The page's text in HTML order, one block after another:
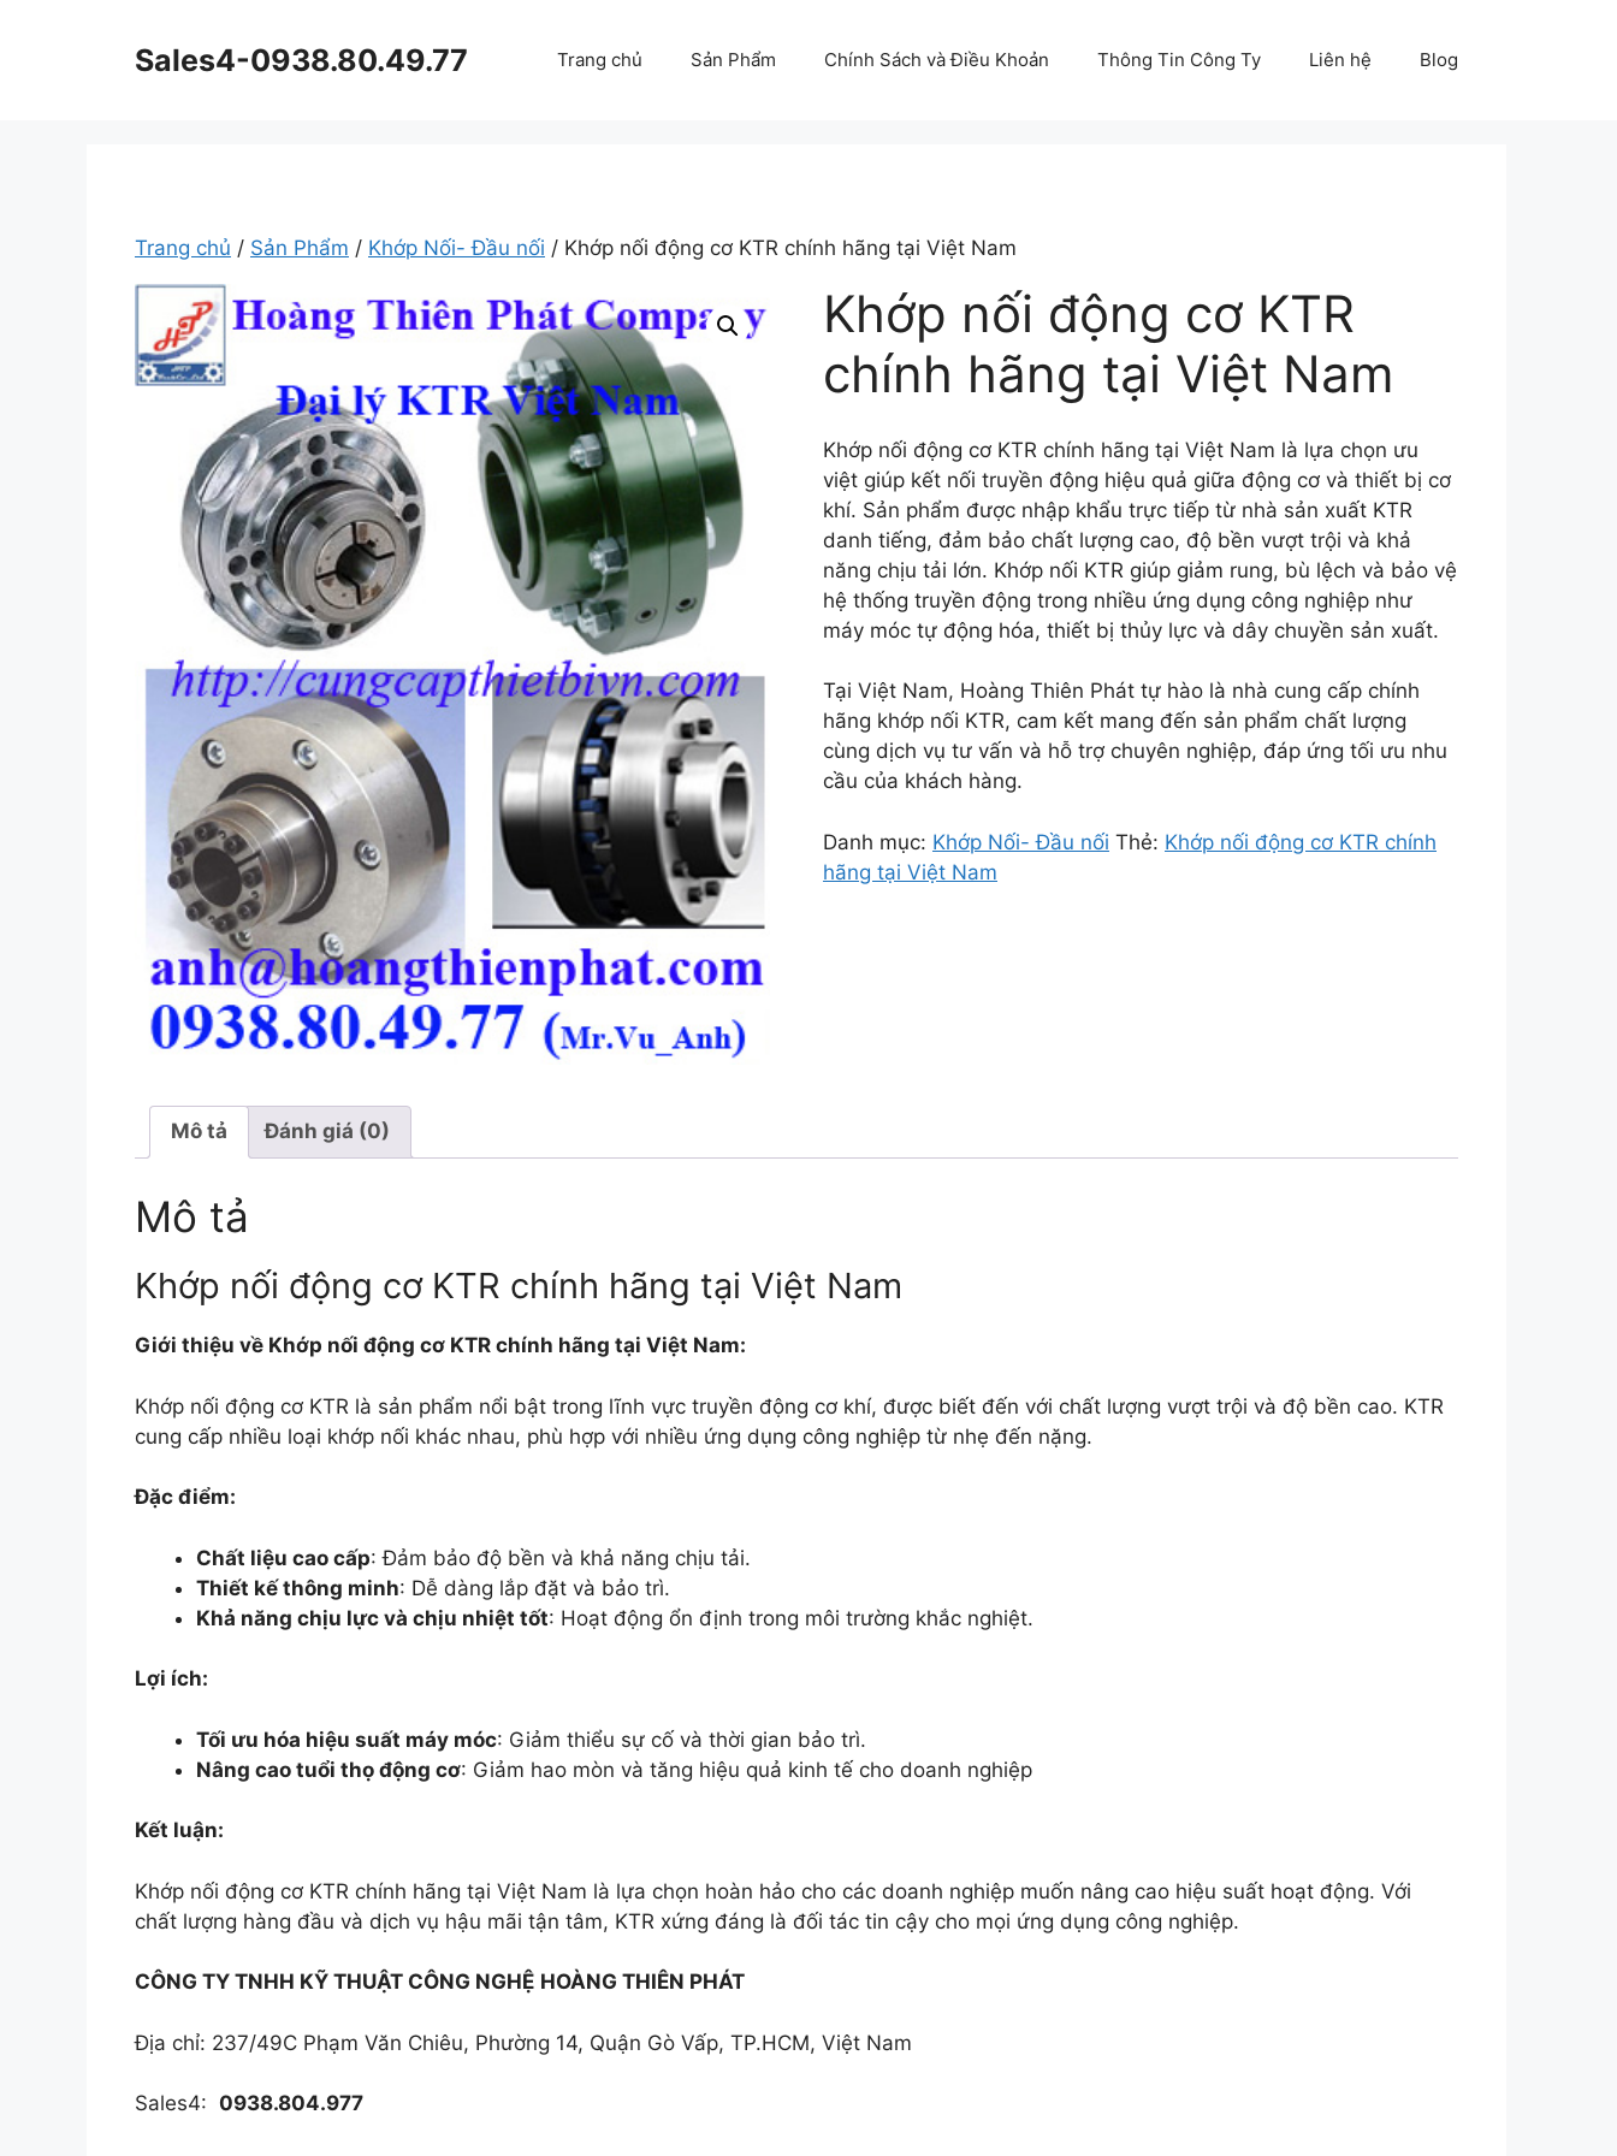
Sales4-0938.80.49.77 Trang chủ Sản Phẩm Chính Sách và Điều Khoản Thông Tin Công Ty Liên hệ Blog
Trang chủ / Sản Phẩm / Khớp Nối- Đầu nối / Khớp nối động cơ KTR chính hãng tại Việt Nam
Khớp nối động cơ KTR
chính hãng tại Việt Nam
Khớp nối động cơ KTR chính hãng tại Việt Nam là lựa chọn ưu
việt giúp kết nối truyền động hiệu quả giữa động cơ và thiết bị cơ
khí. Sản phẩm được nhập khẩu trực tiếp từ nhà sản xuất KTR
danh tiếng, đảm bảo chất lượng cao, độ bền vượt trội và khả
năng chịu tải lớn. Khớp nối KTR giúp giảm rung, bù lệch và bảo vệ
hệ thống truyền động trong nhiều ứng dụng công nghiệp như
máy móc tự động hóa, thiết bị thủy lực và dây chuyền sản xuất.
Tại Việt Nam, Hoàng Thiên Phát tự hào là nhà cung cấp chính
hãng khớp nối KTR, cam kết mang đến sản phẩm chất lượng
cùng dịch vụ tư vấn và hỗ trợ chuyên nghiệp, đáp ứng tối ưu nhu
cầu của khách hàng.
Danh mục: Khớp Nối- Đầu nối Thẻ: Khớp nối động cơ KTR chính
hãng tại Việt Nam
Mô tả Đánh giá (0)
Mô tả
Khớp nối động cơ KTR chính hãng tại Việt Nam
Giới thiệu về Khớp nối động cơ KTR chính hãng tại Việt Nam:
Khớp nối động cơ KTR là sản phẩm nổi bật trong lĩnh vực truyền động cơ khí, được biết đến với chất lượng vượt trội và độ bền cao. KTR
cung cấp nhiều loại khớp nối khác nhau, phù hợp với nhiều ứng dụng công nghiệp từ nhẹ đến nặng.
Đặc điểm:
Chất liệu cao cấp: Đảm bảo độ bền và khả năng chịu tải.
Thiết kế thông minh: Dễ dàng lắp đặt và bảo trì.
Khả năng chịu lực và chịu nhiệt tốt: Hoạt động ổn định trong môi trường khắc nghiệt.
Lợi ích:
Tối ưu hóa hiệu suất máy móc: Giảm thiểu sự cố và thời gian bảo trì.
Nâng cao tuổi thọ động cơ: Giảm hao mòn và tăng hiệu quả kinh tế cho doanh nghiệp
Kết luận:
Khớp nối động cơ KTR chính hãng tại Việt Nam là lựa chọn hoàn hảo cho các doanh nghiệp muốn nâng cao hiệu suất hoạt động. Với
chất lượng hàng đầu và dịch vụ hậu mãi tận tâm, KTR xứng đáng là đối tác tin cậy cho mọi ứng dụng công nghiệp.
CÔNG TY TNHH KỸ THUẬT CÔNG NGHỆ HOÀNG THIÊN PHÁT
Địa chỉ: 237/49C Phạm Văn Chiêu, Phường 14, Quận Gò Vấp, TP.HCM, Việt Nam
Sales4: 0938.804.977